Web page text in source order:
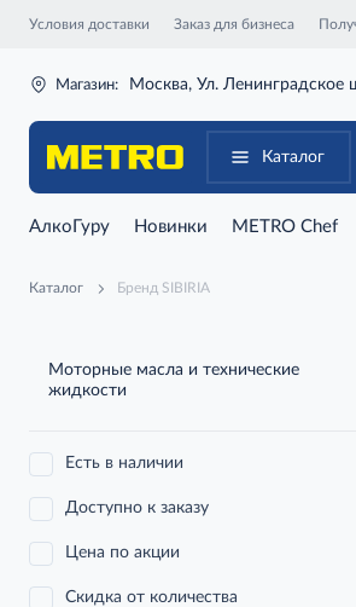
Условия доставки Заказ для бизнеса
Магазин: Москва, Ул. Ленинградское
Каталог
АлкоГуру Новинки METRO Chef
Каталог Бренд SIBIRIA
Моторные масла и технические
жидкости
Есть в наличии
Доступно к заказу
Цена по акции
Скидка от количества